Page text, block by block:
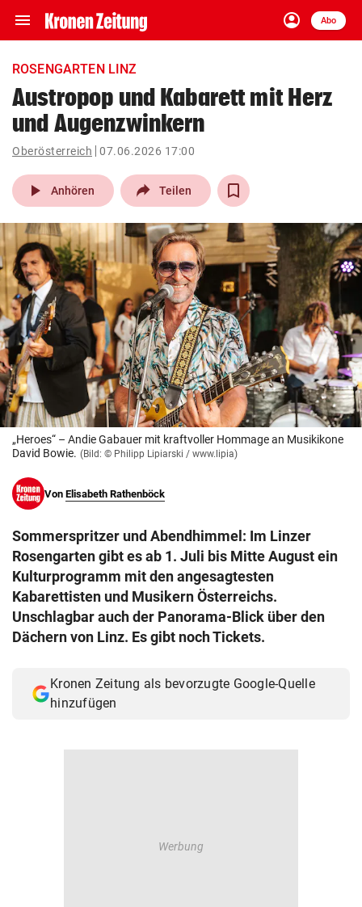
menu Navigation
ein-/ausklappen
account_circle
Anmelden
Abo
close Schließen
account_circle Anmelden
pin_drop
Wien arrow_right
bookmark
search
Suchbegriff
eingeben
© Krone Multimedia GmbH & Co KG 2026
Muthgasse 2, 1190 Wien
ROSENGARTEN LINZ
Austropop und Kabarett mit Herz
und Augenzwinkern
Oberösterreich 07.06.2026 17:00
play_arrow Anhören Teilen
„Heroes“ – Andie Gabauer mit kraftvoller Hommage an Musikikone
David Bowie. (Bild: © Philipp Lipiarski / www.lipia)
Von Elisabeth Rathenböck
Sommerspritzer und Abendhimmel: Im Linzer
Rosengarten gibt es ab 1. Juli bis Mitte August ein
Kulturprogramm mit den angesagtesten
Kabarettisten und Musikern Österreichs.
Unschlagbar auch der Panorama-Blick über den
Dächern von Linz. Es gibt noch Tickets.
Kronen Zeitung als bevorzugte Google-Quelle
hinzufügen